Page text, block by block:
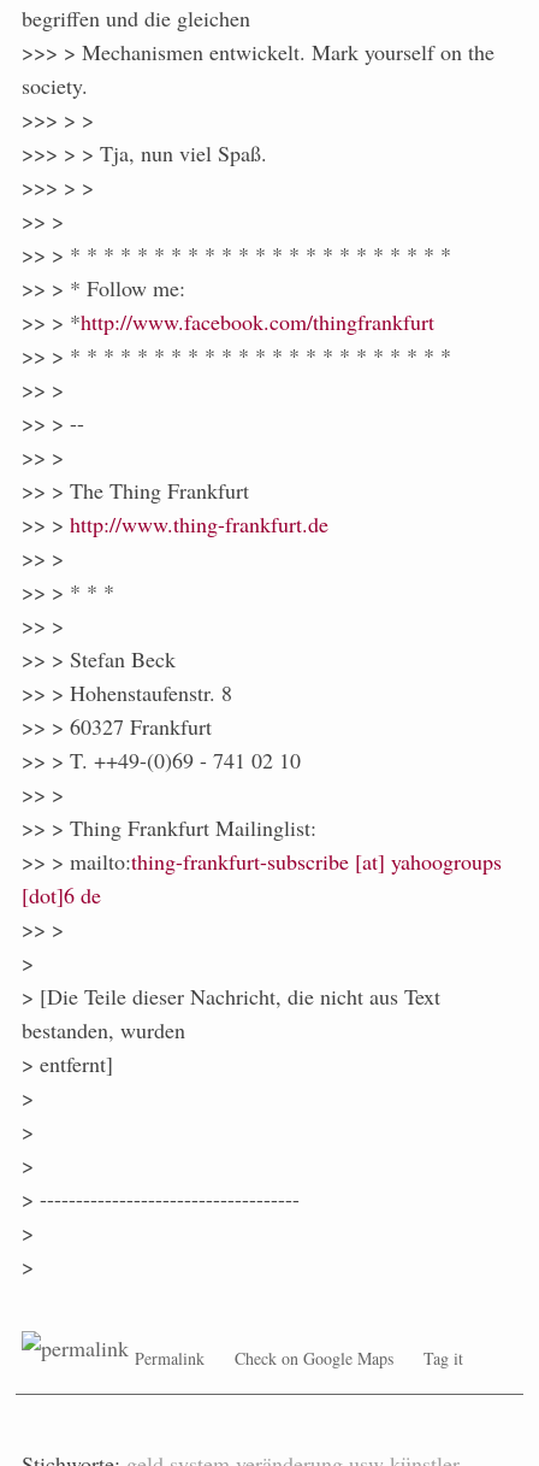
begriffen und die gleichen
>>> > Mechanismen entwickelt. Mark yourself on the
society.
>>> > >
>>> > > Tja, nun viel Spaß.
>>> > >
>> >
>> > * * * * * * * * * * * * * * * * * * * * * * *
>> > * Follow me:
>> > *http://www.facebook.com/thingfrankfurt
>> > * * * * * * * * * * * * * * * * * * * * * * *
>> >
>> > --
>> >
>> > The Thing Frankfurt
>> > http://www.thing-frankfurt.de
>> >
>> > * * *
>> >
>> > Stefan Beck
>> > Hohenstaufenstr. 8
>> > 60327 Frankfurt
>> > T. ++49-(0)69 - 741 02 10
>> >
>> > Thing Frankfurt Mailinglist:
>> > mailto:thing-frankfurt-subscribe [at] yahoogroups
[dot]6 de
>> >
>
> [Die Teile dieser Nachricht, die nicht aus Text
bestanden, wurden
> entfernt]
>
>
>
> ------------------------------------
>
>
Permalink Check on Google Maps Tag it